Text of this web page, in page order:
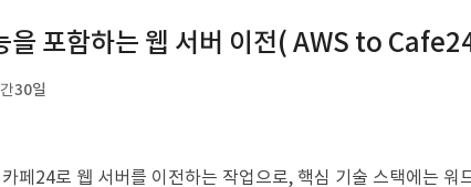
을 포함하는 웹 서버 이전( AWS to
30일
페24로 웹 서버를 이전하는 작업으로, 핵심 기술 스택에는 워